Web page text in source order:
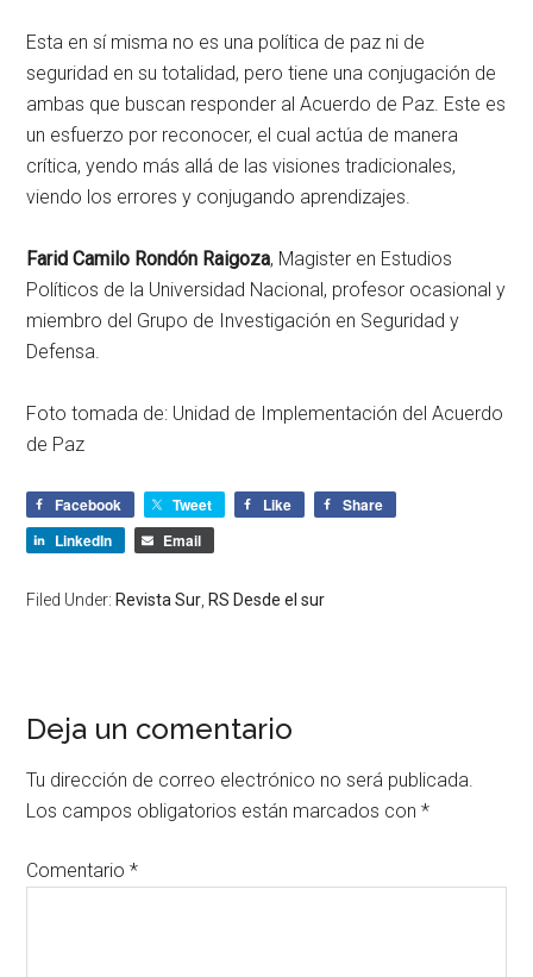
Esta en sí misma no es una política de paz ni de
seguridad en su totalidad, pero tiene una conjugación de
ambas que buscan responder al Acuerdo de Paz. Este es
un esfuerzo por reconocer, el cual actúa de manera
crítica, yendo más allá de las visiones tradicionales,
viendo los errores y conjugando aprendizajes.
Farid Camilo Rondón Raigoza, Magister en Estudios
Políticos de la Universidad Nacional, profesor ocasional y
miembro del Grupo de Investigación en Seguridad y
Defensa.
Foto tomada de: Unidad de Implementación del Acuerdo
de Paz
Facebook Tweet Like
Share
LinkedIn
Email
Filed Under: Revista Sur RS Desde el sur
Deja un comentario
Tu dirección de correo electrónico no será publicada.
Los campos obligatorios están marcados con*
Comentario*